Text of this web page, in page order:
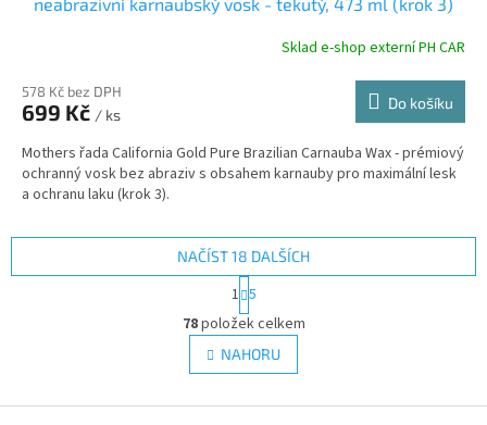
Sklad e-shop externí PH CAR
578 Kč bez DPH
699 Kč / ks
Do košíku
Mothers řada California Gold Pure Brazilian Carnauba Wax - prémiový
ochranný vosk bez abraziv s obsahem karnauby pro maximální lesk
a ochranu laku (krok 3).
O
v
l
á
NAČÍST 18 DALŠÍCH
S
t
r
á
n
k
v
1 5
78položek celkem
NAHORU